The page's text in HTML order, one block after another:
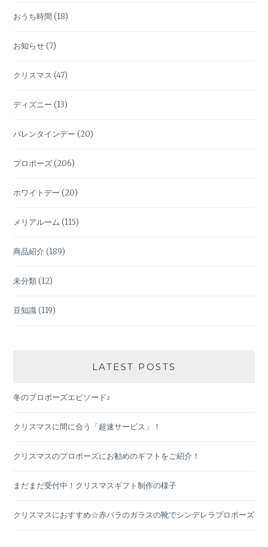
おうち時間 (18)
お知らせ(7)
クリスマス (47)
ディズニー (13)
バレンタインデー (20)
プロポーズ(206)
ホワイトデー (20)
メリアルーム (115)
商品紹介 (189)
未分類(12)
豆知識(119)
LATEST POSTS
冬のプロポーズエピソード♪
クリスマスに間に合う「超速サービス」！
クリスマスのプロポーズにお勧めのギフトをご紹介！
まだまだ受付中！クリスマスギフト制作の様子
クリスマスにおすすめ☆赤バラのガラスの靴でシンデレラプロポーズ